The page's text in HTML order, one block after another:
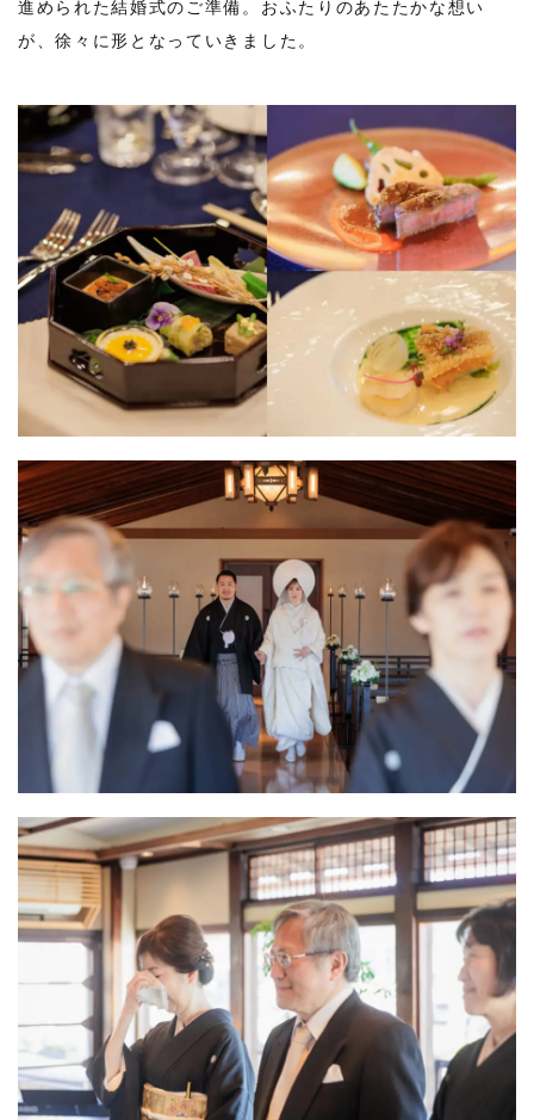
進められた結婚式のご準備。おふたりのあたたかな想い
が、徐々に形となっていきました。